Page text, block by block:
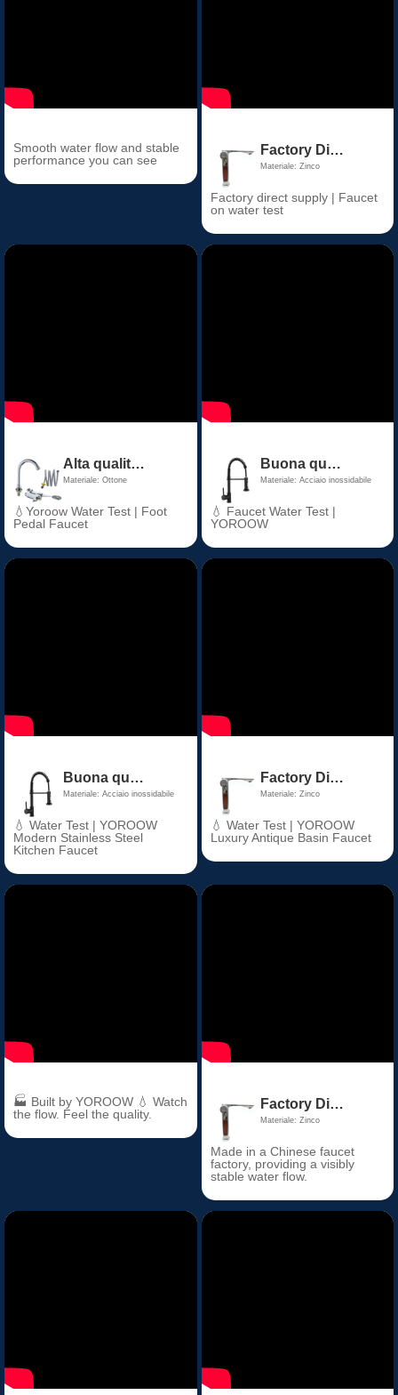
Smooth water flow and stable
performance you can see
Factory Direct Price Chrome Thermostatic Bathroom Basin Faucet Zinc Alloy Ceramic Valve Core for Hall & Living Room
Materiale: Zinco
Factory direct supply | Faucet
on water test
Alta qualità rubinetto a pedale in ottone acqua lenta aprire valvole di rubinetto per il bagno ospedali fabbriche pedale accessorio
Materiale: Ottone
💧Yoroow Water Test | Foot
Pedal Faucet
Buona qualità 201 rubinetto della cucina estraibile a una maniglia in acciaio inox montato a ponte acqua calda fredda tubi flessibili rubinetto mix design
Materiale: Acciaio inossidabile
💧 Faucet Water Test |
YOROOW
Buona qualità 201 rubinetto della cucina estraibile a una maniglia in acciaio inox montato a ponte acqua calda fredda tubi flessibili rubinetto mix design
Materiale: Acciaio inossidabile
💧 Water Test | YOROOW
Modern Stainless Steel
Kitchen Faucet
Factory Direct Price Chrome Thermostatic Bathroom Basin Faucet Zinc Alloy Ceramic Valve Core for Hall & Living Room
Materiale: Zinco
💧 Water Test | YOROOW
Luxury Antique Basin Faucet
🏭 Built by YOROOW 💧 Watch
the flow. Feel the quality.
Factory Direct Price Chrome Thermostatic Bathroom Basin Faucet Zinc Alloy Ceramic Valve Core for Hall & Living Room
Materiale: Zinco
Made in a Chinese faucet
factory, providing a visibly
stable water flow.